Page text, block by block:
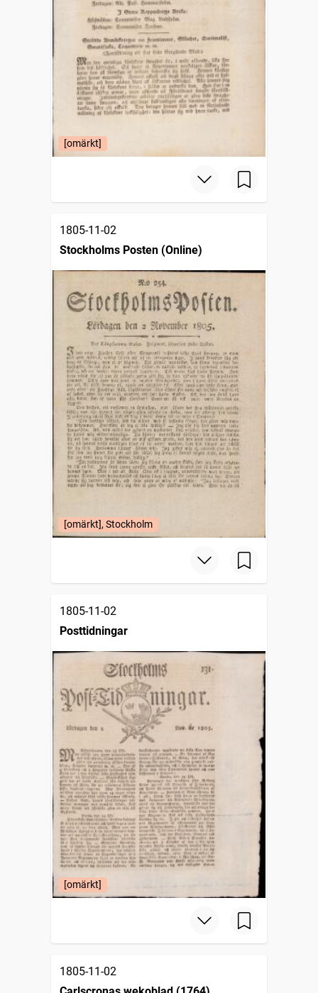
[omärkt]
1805-11-02
Stockholms Posten (Online)
[omärkt], Stockholm
1805-11-02
Posttidningar
[omärkt]
1805-11-02